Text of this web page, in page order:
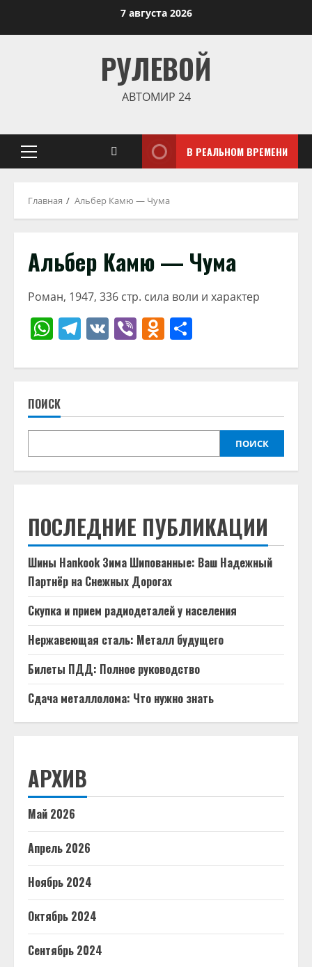
7 августа 2026
РУЛЕВОЙ
АВТОМИР 24
Основное
В РЕАЛЬНОМ ВРЕМЕНИ
Главная Альбер Камю — Чума
Альбер Камю — Чума
Роман, 1947, 336 стр. сила воли и характер
WhatsApp
Telegram
VK ViberOdnoklassniki
ПОИСК
ПОИСК
ПОСЛЕДНИЕ ПУБЛИКАЦИИ
Шины Hankook Зима Шипованные: Ваш Надежный
Партнёр на Снежных Дорогах
Скупка и прием радиодеталей у населения
Нержавеющая сталь: Металл будущего
Билеты ПДД: Полное руководство
Сдача металлолома: Что нужно знать
АРХИВ
Май 2026
Апрель 2026
Ноябрь 2024
Октябрь 2024
Сентябрь 2024